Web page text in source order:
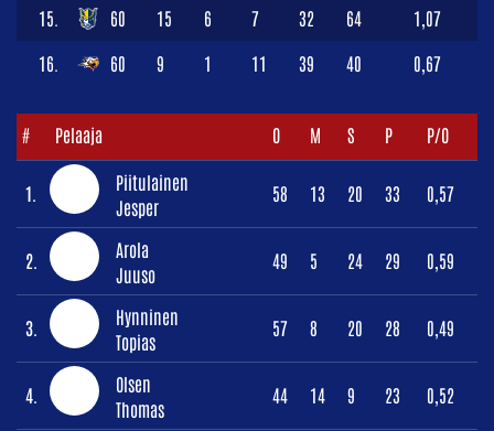
15. 60 15 6 7 32 64 1,07
16. 60 9 1 11 39 40 0,67
# Pelaaja O M S P P/O
1.
Piitulainen
Jesper
58 13 20 33 0,57
2.
Arola
Juuso
49 5 24 29 0,59
3.
Hynninen
Topias
57 8 20 28 0,49
4.
Olsen
Thomas
44 14 9 23 0,52